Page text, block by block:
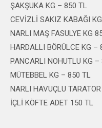
ŞAKŞUKA KG – 850 TL
CEVİZLİ SAKIZ KABAĞI
NARLI MAŞ FASULYE KG
HARDALLI BÖRÜLCE KG –
PANCARLI NOHUTLU KG –
MÜTEBBEL KG – 850 TL
NARLI HAVUÇLU
İÇLİ KÖFTE ADET 150 TL